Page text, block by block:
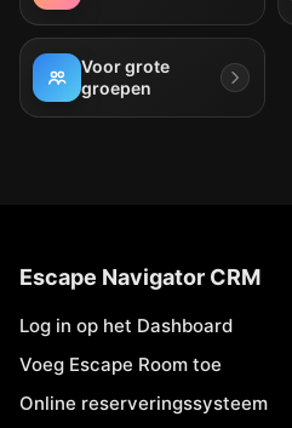
Voor grote
groepen
Escape Navigator CRM
Log in op het Dashboard
Voeg Escape Room toe
Online reserveringssysteem